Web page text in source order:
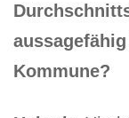
Kommune?